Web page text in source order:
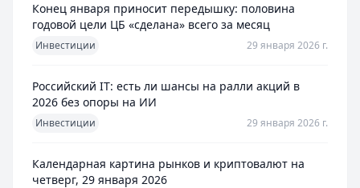
Конец января приносит передышку: половина
годовой цели ЦБ «сделана» всего за месяц
Инвестиции 29 января 2026 г.
Российский IT: есть ли шансы на ралли акций в
2026 без опоры на ИИ
Инвестиции 29 января 2026 г.
Календарная картина рынков и криптовалют на
четверг, 29 января 2026